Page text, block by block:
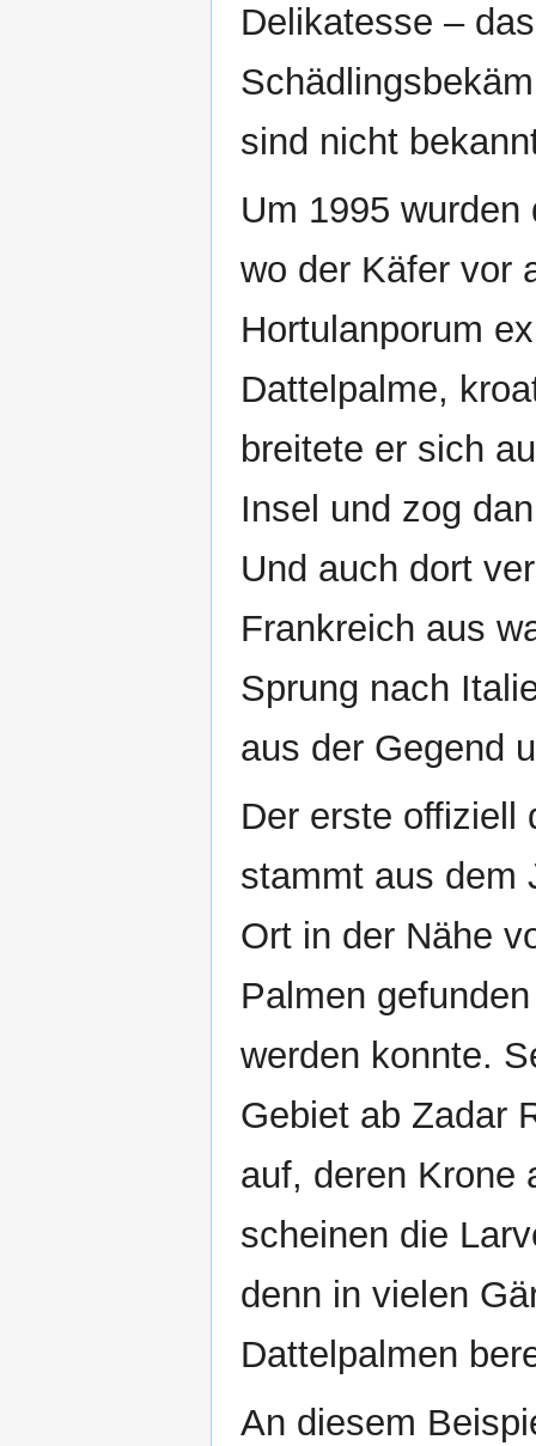
Delikatesse –
sind nicht
Um 1995
wo der Käfer vor
Hortulanporum
Dattelpalme,
breitete er sich
Insel und zog
Und auch dort
Frankreich aus
Sprung nach
aus der Gegend
Der erste offiziell
stammt aus dem
Ort in der Nähe
Palmen
werden konnte.
Gebiet ab Zadar
auf, deren Krone
scheinen die
denn in vielen
Dattelpalmen
An diesem